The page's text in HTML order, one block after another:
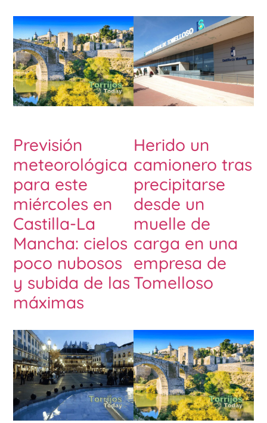
Previsión
meteorológica
para este
miércoles en
Castilla-La
Mancha: cielos
poco nubosos
y subida de las
máximas
Herido un
camionero tras
precipitarse
desde un
muelle de
carga en una
empresa de
Tomelloso